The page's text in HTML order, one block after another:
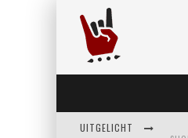
UITGELICHT